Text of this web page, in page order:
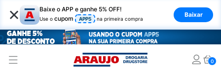
× Baixe o APP e ganhe 5% OFF!
Use o cupom APP5 na primeira compra
Baixar
0